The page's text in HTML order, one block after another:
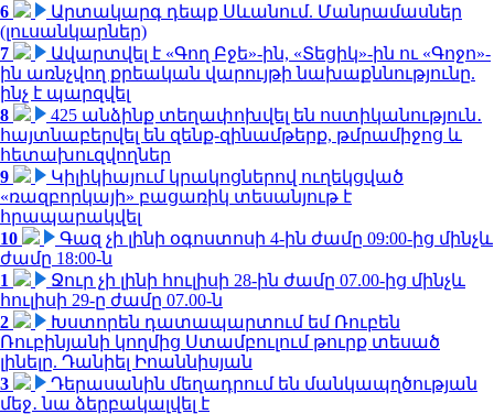
6
Արտակարգ դեպք Սևանում. Մանրամասներ
(լուսանկարներ)
7
Ավարտվել է «Գող Բջե»-ին, «Տեցիկ»-ին ու «Գոջո»-
ին առնչվող քրեական վարույթի նախաքննությունը.
ինչ է պարզվել
8
425 անձինք տեղափոխվել են ոստիկանություն․
հայտնաբերվել են զենք-զինամթերք, թմրամիջոց և
հետախուզվողներ
9
Կիլիկիայում կրակոցներով ուղեկցված
«ռազբորկայի» բացառիկ տեսանյութ է
հրապարակվել
10
Գազ չի լինի օգոստոսի 4-ին ժամը 09:00-ից մինչև
ժամը 18:00-ն
1
Ջուր չի լինի հուլիսի 28-ին ժամը 07.00-ից մինչև
հուլիսի 29-ը ժամը 07.00-ն
2
Խստորեն դատապարտում եմ Ռուբեն
Ռուբինյանի կողմից Ստամբուլում թուրք տեսած
լինելը. Դանիել Իոաննիսյան
3
Դերասանին մեղադրում են մանկապղծության
մեջ․ նա ձերբակալվել է